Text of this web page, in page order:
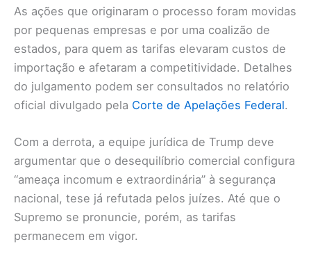
As ações que originaram o processo foram movidas
por pequenas empresas e por uma coalizão de
estados, para quem as tarifas elevaram custos de
importação e afetaram a competitividade. Detalhes
do julgamento podem ser consultados no relatório
oficial divulgado pela Corte de Apelações Federal.
Com a derrota, a equipe jurídica de Trump deve
argumentar que o desequilíbrio comercial configura
“ameaça incomum e extraordinária” à segurança
nacional, tese já refutada pelos juízes. Até que o
Supremo se pronuncie, porém, as tarifas
permanecem em vigor.